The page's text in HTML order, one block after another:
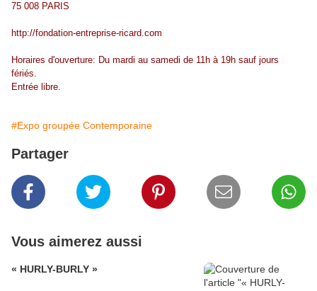
75 008 PARIS
http://fondation-entreprise-ricard.com
Horaires d'ouverture: Du mardi au samedi de 11h à 19h sauf jours
fériés.
Entrée libre.
#Expo groupée Contemporaine
Partager
Vous aimerez aussi
« HURLY-BURLY »